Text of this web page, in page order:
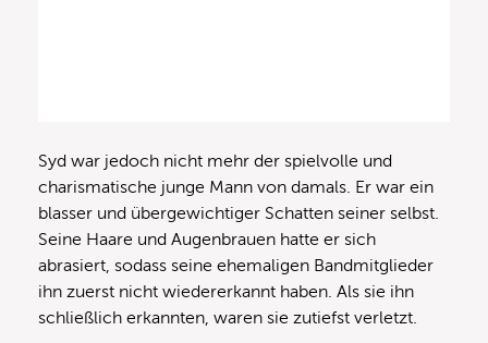
Syd war jedoch nicht mehr der spielvolle und
charismatische junge Mann von damals. Er war ein
blasser und übergewichtiger Schatten seiner selbst.
Seine Haare und Augenbrauen hatte er sich
abrasiert, sodass seine ehemaligen Bandmitglieder
ihn zuerst nicht wiedererkannt haben. Als sie ihn
schließlich erkannten, waren sie zutiefst verletzt.